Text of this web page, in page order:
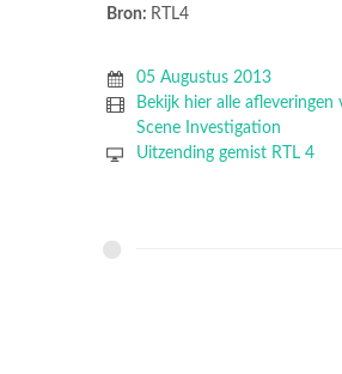
Bron: RTL4
05 Augustus 2013
Bekijk hier alle afleveringen
Scene Investigation
Uitzending gemist RTL 4